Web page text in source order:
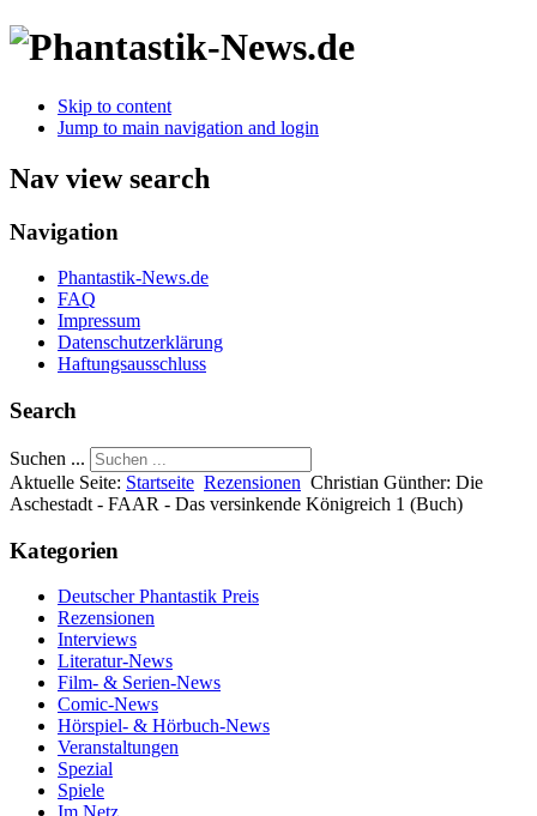
Skip to content
Jump to main navigation and login
Nav view search
Navigation
Phantastik-News.de
FAQ
Impressum
Datenschutzerklärung
Haftungsausschluss
Search
Suchen ...
Aktuelle Seite: Startseite Rezensionen Christian Günther: Die
Aschestadt - FAAR - Das versinkende Königreich 1 (Buch)
Kategorien
Deutscher Phantastik Preis
Rezensionen
Interviews
Literatur-News
Film- & Serien-News
Comic-News
Hörspiel- & Hörbuch-News
Veranstaltungen
Spezial
Spiele